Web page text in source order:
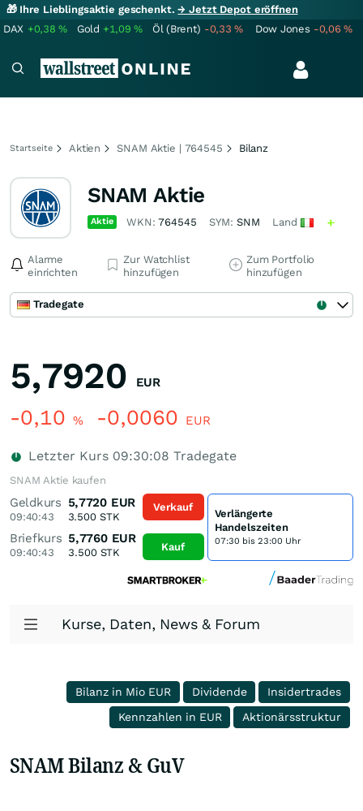
🎁 Ihre Lieblingsaktie geschenkt.→ Jetzt Depot eröffnen
DAX +0,38% Gold +1,09% Öl (Brent) -0,33% Dow Jones -0,06%
Startseite Aktien SNAM Aktie | 764545 Bilanz
SNAM Aktie
Aktie WKN:764545 SYM: SNM Land
Alarme
einrichten
Zur Watchlist
hinzufügen
Zum Portfolio
hinzufügen
Tradegate
5,7920 EUR
-0,10 % -0,0060 EUR
Letzter Kurs 09:30:08 Tradegate
SNAM Aktie kaufen
Geldkurs
09:40:43
5,7720 EUR
3.500STK
Briefkurs
09:40:43
5,7760 EUR
3.500STK
Verkauf
Kauf
Verlängerte
Handelszeiten
07:30 bis 23:00 Uhr
Kurse, Daten, News & Forum
Bilanz in Mio EUR Dividende
Insidertrades
Kennzahlen in EUR
Aktionärsstruktur
SNAM Bilanz & GuV